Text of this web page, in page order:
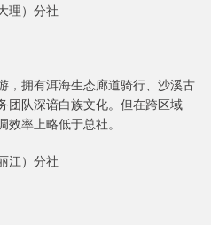
理）分社
，拥有洱海生态廊道骑行、沙溪古
团队深谙白族文化。但在跨区域
效率上略低于总社。
江）分社